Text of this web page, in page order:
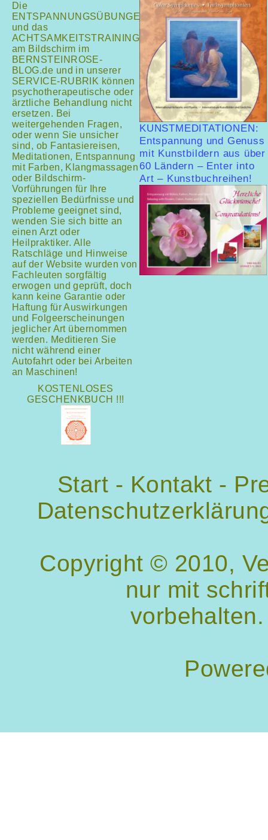
Die
ENTSPANNUNGSÜBUNGEN
und das
ACHTSAMKEITSTRAINING
am Bildschirm im
BERNSTEINROSE-
BLOG.de und in unserer
SERVICE-RUBRIK können
psychotherapeutische oder
ärztliche Behandlung nicht
ersetzen. Bei
weitergehenden Fragen,
oder wenn Sie unsicher
sind, ob Fantasiereisen,
Meditationen, Entspannung
mit Farben, Klangmassagen
oder Bildschirm-
Vorführungen für Ihre
speziellen Bedürfnisse und
Probleme geeignet sind,
wenden Sie sich bitte an
einen Arzt oder
Heilpraktiker. Alle
Ratschläge und Hinweise
auf der Website wurden von
Fachleuten sorgfältig
erwogen und geprüft, doch
kann keine Garantie oder
Haftung für Auswirkungen
und Folgeerscheinungen
jeglicher Art übernommen
werden. Meditieren Sie
nicht während einer
Autofahrt oder bei Arbeiten
an Maschinen!
KOSTENLOSES
GESCHENKBUCH !!!
KUNSTMEDITATIONEN:
Entspannung und Genuss
mit Kunstbildern aus über
60 Ländern – Enter into
Art – Kunstbuchreihen!
Start - Kontakt -
Copyright © 2010,
nur mit